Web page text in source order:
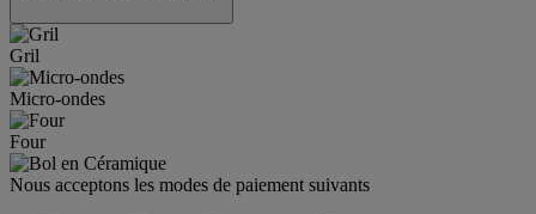
Gril
Micro-ondes
Four
Nous acceptons les modes de paiement suivants